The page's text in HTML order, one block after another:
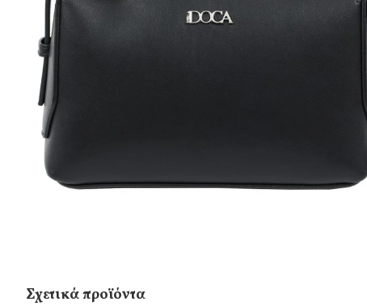
Σχετικά προϊόντα